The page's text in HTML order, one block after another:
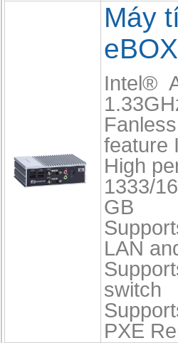
Máy
Intel®
feature
High
1333/
GB
LAN
switch
PXE